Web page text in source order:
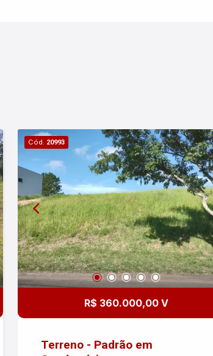
Cód. 20993
R$ 360.000,00 V
Terreno - Padrão em